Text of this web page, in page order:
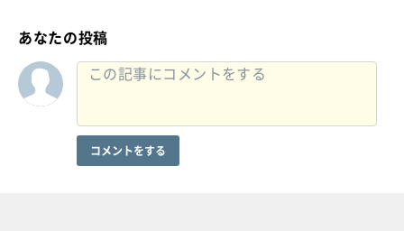
あなたの投稿
コメントをする